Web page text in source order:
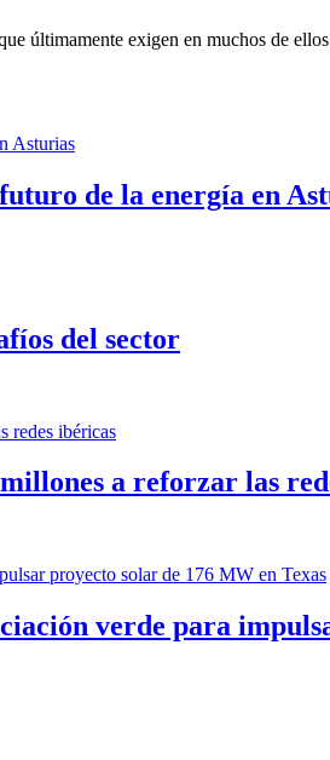
últimamente exigen en muchos de
de la energía en
del sector
a reforzar las
verde para